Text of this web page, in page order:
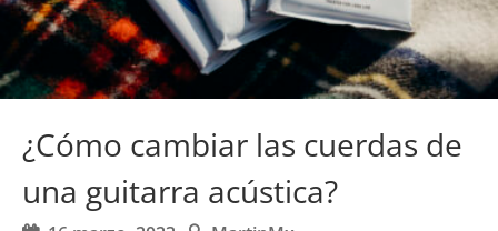
¿Cómo cambiar las cuerdas de
una guitarra acústica?